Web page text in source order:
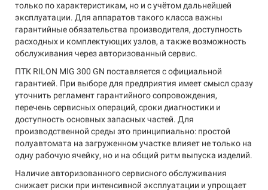
только по характеристикам, но и с учётом дальнейшей
эксплуатации. Для аппаратов такого класса важны
гарантийные обязательства производителя, доступность
расходных и комплектующих узлов, а также возможность
обслуживания через авторизованный сервис.
ПТК RILON MIG 300 GN поставляется с официальной
гарантией. При выборе для предприятия имеет смысл сразу
уточнить регламент гарантийного сопровождения,
перечень сервисных операций, сроки диагностики и
доступность основных запасных частей. Для
производственной среды это принципиально: простой
полуавтомата на загруженном участке влияет не только на
одну рабочую ячейку, но и на общий ритм выпуска изделий.
Наличие авторизованного сервисного обслуживания
снижает риски при интенсивной эксплуатации и упрощает